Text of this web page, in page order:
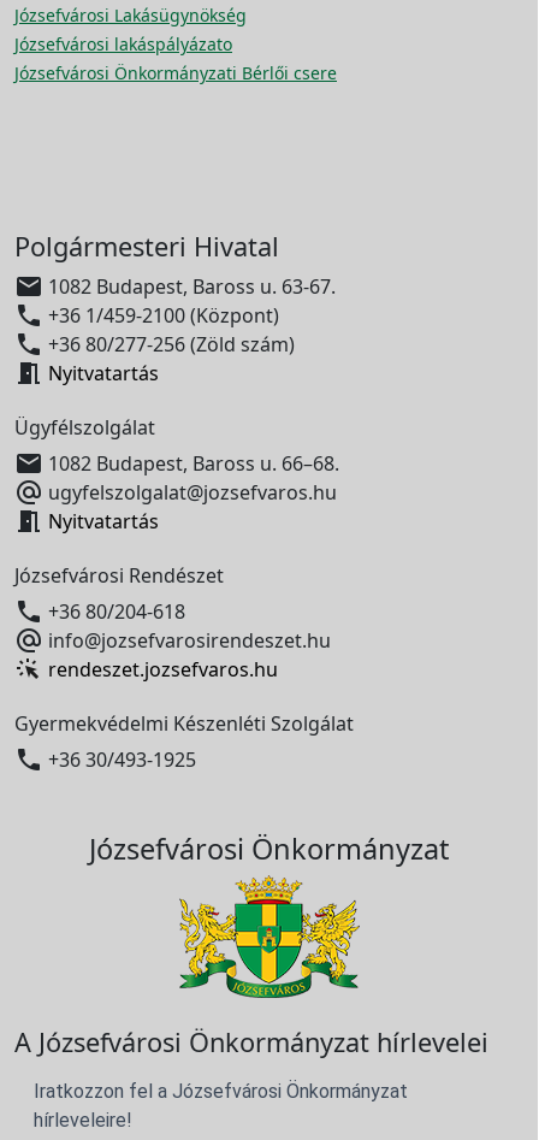
Józsefvárosi Lakásügynökség
Józsefvárosi lakáspályázato
Józsefvárosi Önkormányzati Bérlői csere
Polgármesteri Hivatal
 1082 Budapest, Baross u. 63-67.
 +36 1/459-2100 (Központ)
 +36 80/277-256 (Zöld szám)
 Nyitvatartás
Ügyfélszolgálat
 1082 Budapest, Baross u. 66–68.
 ugyfelszolgalat@jozsefvaros.hu
 Nyitvatartás
Józsefvárosi Rendészet
 +36 80/204-618
 info@jozsefvarosirendeszet.hu
rendeszet.jozsefvaros.hu
Gyermekvédelmi Készenléti Szolgálat
 +36 30/493-1925
Józsefvárosi Önkormányzat
A Józsefvárosi Önkormányzat hírlevelei
Iratkozzon fel a Józsefvárosi Önkormányzat
hírleveleire!